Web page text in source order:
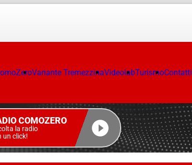
Variante TremezzinaVideolabTurismoContatti
COMOZERO
la radio
un click!